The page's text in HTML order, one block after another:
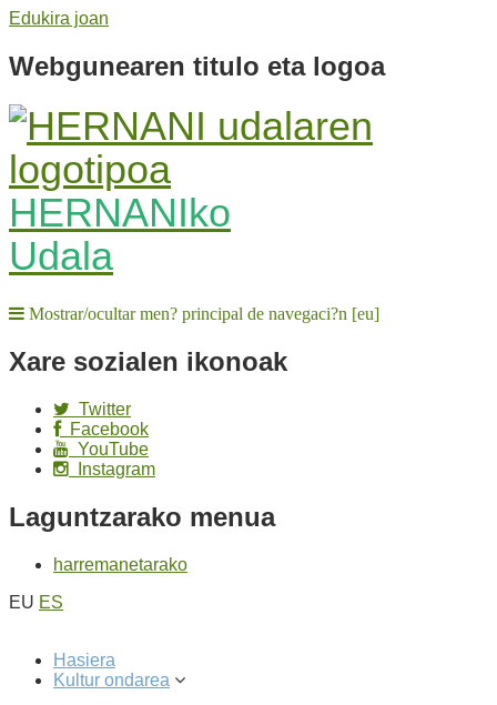
Edukira joan
Webgunearen titulo eta logoa
HERNANIko
Udala
Mostrar/ocultar men? principal de navegaci?n [eu]
Xare sozialen ikonoak
Twitter
Facebook
YouTube
Instagram
Laguntzarako menua
harremanetarako
EU ES
Hasiera
Kultur ondarea